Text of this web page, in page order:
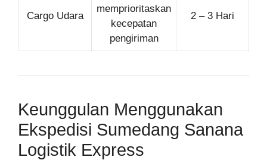
Cargo Udara
memprioritaskan
kecepatan
pengiriman
2 – 3 Hari
Keunggulan Menggunakan
Ekspedisi Sumedang Sanana
Logistik Express